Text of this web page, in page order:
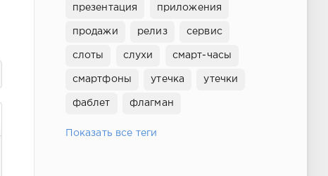
презентация приложения
продажи релиз сервис
слоты слухи смарт-часы
смартфоны утечка утечки
фаблет флагман
Показать все теги